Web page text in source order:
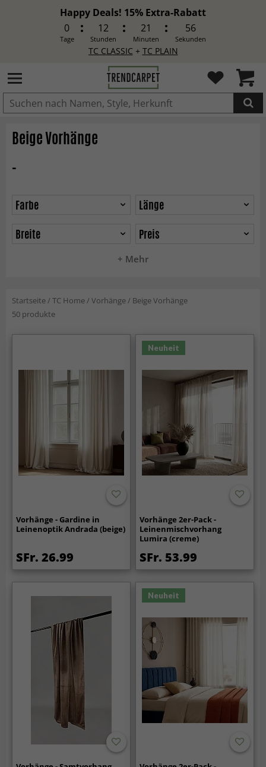
Happy Deals! 15% Extra-Rabatt
0
Tage
12
Stunden
21
Minuten
55
Sekunden
TC CLASSIC + TC PLAIN
IN DEN WARENKORB GELEGT.
Beige Vorhänge
-
+ Mehr
Farbe
Länge
Breite
Preis
Startseite/TC Home/Vorhänge/ Beige Vorhänge
50 produkte
Vorhänge - Gardine in
Leinenoptik Andrada (beige)
SFr. 26.99
Neuheit
Vorhänge 2er-Pack -
Leinenmischvorhang
Lumira (creme)
SFr. 53.99
Neuheit